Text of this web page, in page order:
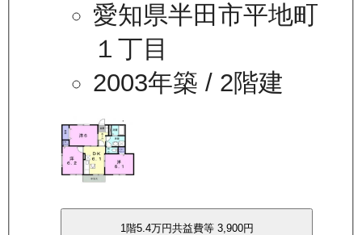
愛知県半田市平地町
１丁目
2003年築 / 2階建
1階5.4万円共益費等 3,900円